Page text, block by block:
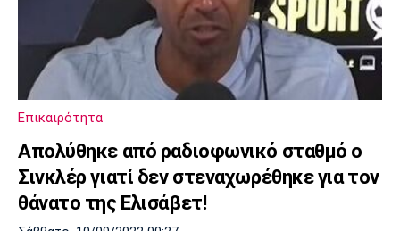
Επικαιρότητα
Απολύθηκε από ραδιοφωνικό σταθμό ο
Σινκλέρ γιατί δεν στεναχωρέθηκε για τον
θάνατο της Ελισάβετ!